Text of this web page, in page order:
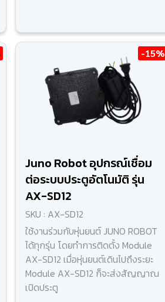
-15%
Juno Robot อุปกรณ์เชื่อม
ต่อระบบประตูอัตโนมัติ รุ่น
AX-SD12
SKU : AX-SD12
ใช้งานร่วมกับหุ่นยนต์ JUNO ROBOT
ได้ทุกรุ่น โดยทำการติดตั้ง Module
AX-SD12 เมื่อหุ่นยนต์เดินไปถึงระยะ
Module AX-SD12 ก็จะส่งสัญญาณ​
เปิดประตู